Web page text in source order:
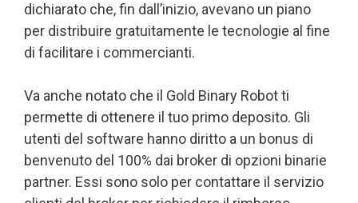
dichiarato che, fin dall’inizio, avevano un piano
per distribuire gratuitamente le tecnologie al fine
di facilitare i commercianti.
Va anche notato che il Gold Binary Robot ti
permette di ottenere il tuo primo deposito. Gli
utenti del software hanno diritto a un bonus di
benvenuto del 100% dai broker di opzioni binarie
partner. Essi sono solo per contattare il servizio